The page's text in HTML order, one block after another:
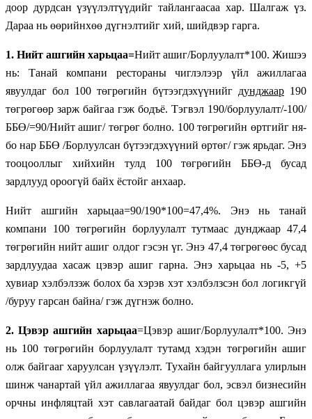
доор дурдсан үзүүлэлтүүдийг тайлангаасаа хар. Шалгаж үз.
Дараа нь өөрийнхөө дүгнэлтийг хий, шийдвэр гарга.
1. Нийт ашгийн харьцаа=Нийт ашиг/Борлуулалт*100. Жишээ
нь: Танай компани рестораны чиглэлээр үйл ажиллагаа
явуулдаг бол 100 төгрөгийн бүтээгдэхүүнийг дунджаар 190
төгрөгөөр зарж байгаа гэж бодъё. Тэгвэл 190/борлуулалт/-100/
ББӨ/=90/Нийт ашиг/ төгрөг болно. 100 төгрөгийн өртгийг ня-
бо нар ББӨ /Борлуулсан бүтээгдэхүүний өртөг/ гэж ярьдаг. Энэ
тооцооллыг хийхийн тулд 100 төгрөгийн ББӨ-д бусад
зардлууд ороогүй байх ёстойг анхаар.
Нийт ашгийн харьцаа=90/190*100=47,4%. Энэ нь танай
компани 100 төгрөгийн борлуулалт тутмаас дунджаар 47,4
төгрөгийн нийт ашиг олдог гэсэн үг. Энэ 47,4 төгрөгөөс бусад
зардлуудаа хасаж цэвэр ашиг гарна. Энэ харьцаа нь -5, +5
хувиар хэлбэлзэж болох ба хэрэв хэт хэлбэлзсэн бол логикгүй
/буруу гарсан байна/ гэж дүгнэж болно.
2. Цэвэр ашгийн харьцаа=Цэвэр ашиг/Борлуулалт*100. Энэ
нь 100 төгрөгийн борлуулалт тутамд хэдэн төгрөгийн ашиг
олж байгааг харуулсан үзүүлэлт. Тухайн байгууллага улирлын
шинж чанартай үйл ажиллагаа явуулдаг бол, эсвэл бизнесийн
орчны инфляцтай хэт савлагаатай байдаг бол цэвэр ашгийн